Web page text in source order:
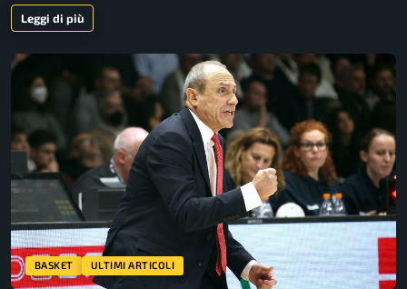
Leggi di più
BASKET ULTIMI ARTICOLI